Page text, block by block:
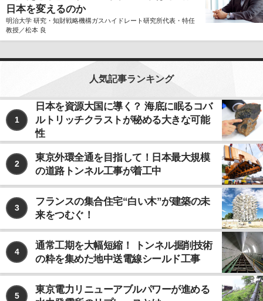
用目的の達成に必要な範囲内において、正確かつ最新
の内容に保つよう努力するものとします。
を、上記ならびに下記に該当する場合を除いて、お客
様の事前のご同意をいただくことなく、お客様よりご
提供いただいた個人情報を第三者に開示、提供いたし
ません。
利用目的の遂行のため、個人情報の取り扱いを第
法令に基づく場合
なお、個人情報の取り扱いを第三者に委託する場合で
あっても、お客様の個人情報の安全管理が図れるよ
う、当社は当該委託先に対して、必要かつ適切な監督
を行います。
ご注意
当社が運営するインターネット上のwebサイトには、
外部へのリンクが含まれている場合があります。この
ような外部のwebサイトにおいてのお客様の個人情報
のでご注意ください。 また、当社が発行する雑誌等の
日本を変えるのか
明治大学 研究・知財戦略機構ガスハイドレート研究所代表・特任
教授／松本 良
人気記事ランキング
1
日本を資源大国に導く？ 海底に眠るコバ
ルトリッチクラストが秘める大きな可能
性
2
東京外環全通を目指して！日本最大規模
の道路トンネル工事が着工中
3
フランスの集合住宅“白い木”が建築の未
来をつむぐ！
4
通常工期を大幅短縮！ トンネル掘削技術
の粋を集めた地中送電線シールド工事
5
東京電力リニューアブルパワーが進める